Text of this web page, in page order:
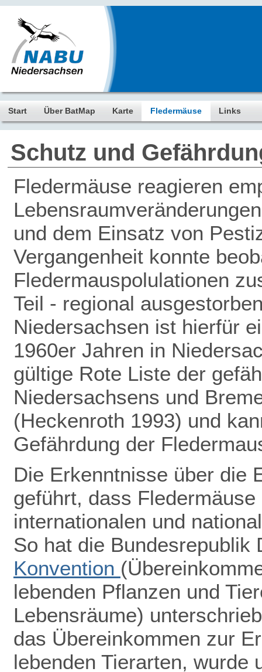
Start Über BatMap Karte Fledermäuse Links
Schutz und
Fledermäuse reagieren
und dem Einsatz von
Vergangenheit konnte
Fledermauspolulationen
Teil - regional
Niedersachsen ist hierfür
1960er Jahren in
gültige Rote Liste der
Niedersachsens und
(Heckenroth 1993) und
Gefährdung der
Die Erkenntnisse über die
geführt, dass
internationalen und
So hat die
Konvention
lebenden Pflanzen und
Lebensräume)
das Übereinkommen zur
lebenden Tierarten, wurde